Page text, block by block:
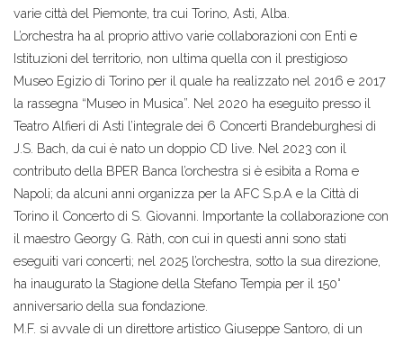
varie città del Piemonte, tra cui Torino, Asti, Alba.
L’orchestra ha al proprio attivo varie collaborazioni con Enti e
Istituzioni del territorio, non ultima quella con il prestigioso
Museo Egizio di Torino per il quale ha realizzato nel 2016 e 2017
la rassegna “Museo in Musica”. Nel 2020 ha eseguito presso il
Teatro Alfieri di Asti l’integrale dei 6 Concerti Brandeburghesi di
J.S. Bach, da cui è nato un doppio CD live. Nel 2023 con il
contributo della BPER Banca l’orchestra si è esibita a Roma e
Napoli; da alcuni anni organizza per la AFC S.p.A e la Città di
Torino il Concerto di S. Giovanni. Importante la collaborazione con
il maestro Georgy G. Ràth, con cui in questi anni sono stati
eseguiti vari concerti; nel 2025 l’orchestra, sotto la sua direzione,
ha inaugurato la Stagione della Stefano Tempia per il 150°
anniversario della sua fondazione.
M.F. si avvale di un direttore artistico Giuseppe Santoro, di un